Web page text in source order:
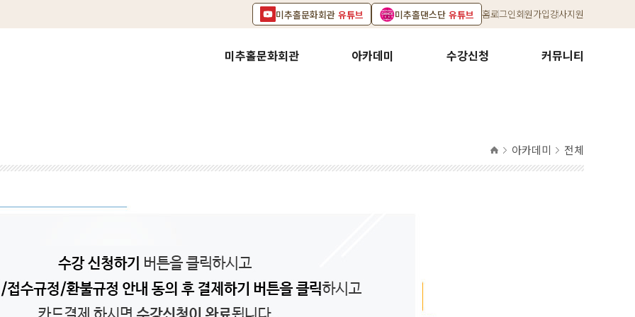
미추홀문화회관 유튜브 미추홀댄스단 유튜브 홈로그인회원가입강사지원
미추홀문화회관 아카데미 수강신청 커뮤니티
아카데미 전체